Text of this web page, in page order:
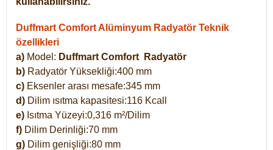
Duffmart Comfort Alüminyum Radyatör Teknik
özellikleri
a) Model: Duffmart Comfort
Radyatör
b) Radyatör Yüksekliği:400 mm
c) Eksenler arası mesafe:345 mm
d) Dilim ısıtma kapasitesi:116 Kcall
e) Isıtma Yüzeyi:0,316 m²/Dilim
f) Dilim Derinliği:70 mm
g) Dilim genişliği:80 mm